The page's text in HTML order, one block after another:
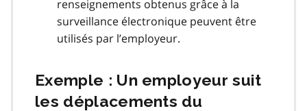
renseignements obtenus grâce à la
surveillance électronique peuvent être
utilisés par l’employeur.
Exemple : Un employeur suit
les déplacements du